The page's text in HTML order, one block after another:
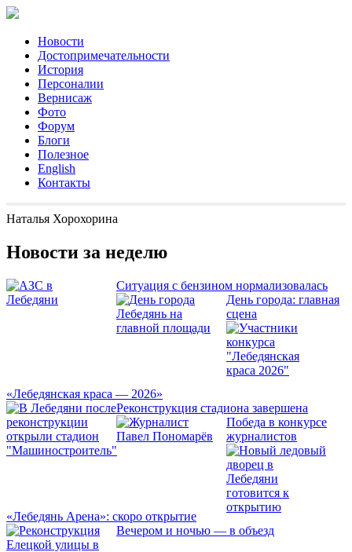
Новости
Достопримечательности
История
Персоналии
Вернисаж
Фото
Форум
Блоги
Полезное
English
Контакты
Наталья Хорохорина
Новости за неделю
Ситуация с бензином нормализовалась
День города: главная
сцена
«Лебедянская краса — 2026»
Реконструкция стадиона завершена
Победа в конкурсе
журналистов
«Лебедянь Арена»: скоро открытие
Вечером и ночью — в объезд